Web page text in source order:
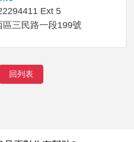
Ext 5
三民路一段199號
回列表